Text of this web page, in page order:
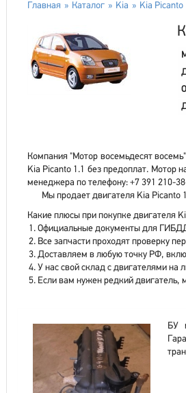
Главная Каталог Kia Kia Picanto
Компания "Мотор восемьдесят
Kia Picanto 1.1 без предоплат. Мотор
менеджера по телефону: +7 391 210-
Мы продает двигателя Kia Picanto
Какие плюсы при покупке двигателя
Официальные документы для
Все запчасти проходят проверку
Доставляем в любую точку РФ,
У нас свой склад с двигателями на
Если вам нужен редкий двигатель,
БУ